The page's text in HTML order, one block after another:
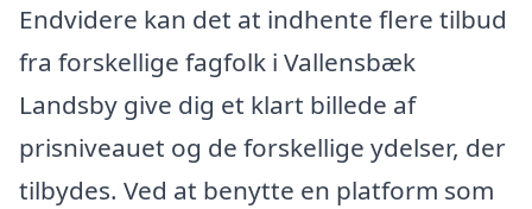
Endvidere kan det at indhente flere tilbud
fra forskellige fagfolk i Vallensbæk
Landsby give dig et klart billede af
prisniveauet og de forskellige ydelser, der
tilbydes. Ved at benytte en platform som